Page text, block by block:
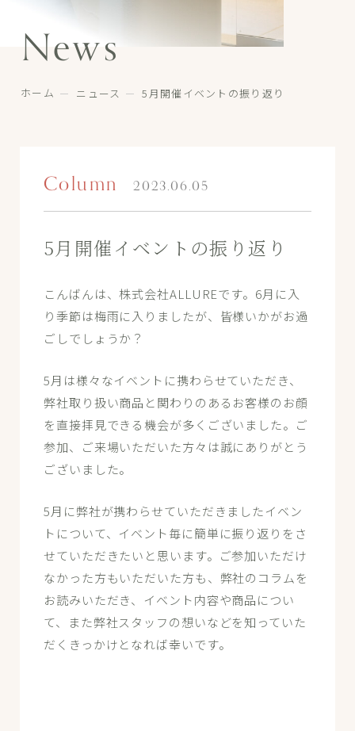
News
ホーム ニュース 5月開催イベントの振り返り
Column 2023.06.05
5月開催イベントの振り返り
こんばんは、株式会社ALLUREです。6月に入
り季節は梅雨に入りましたが、皆様いかがお過
ごしでしょうか？
5月は様々なイベントに携わらせていただき、
弊社取り扱い商品と関わりのあるお客様のお顔
を直接拝見できる機会が多くございました。ご
参加、ご来場いただいた方々は誠にありがとう
ございました。
5月に弊社が携わらせていただきましたイベン
トについて、イベント毎に簡単に振り返りをさ
せていただきたいと思います。ご参加いただけ
なかった方もいただいた方も、弊社のコラムを
お読みいただき、イベント内容や商品につい
て、また弊社スタッフの想いなどを知っていた
だくきっかけとなれば幸いです。